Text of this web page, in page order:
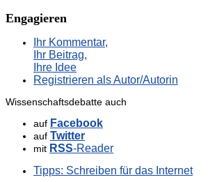
Engagieren
Ihr Kommentar,
Ihr Beitrag,
Ihre Idee
Registrieren als Autor/Autorin
Wissenschaftsdebatte auch
auf Facebook
auf Twitter
mit RSS-Reader
Tipps: Schreiben für das Internet